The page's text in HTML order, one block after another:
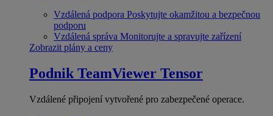
Vzdálená podpora Poskytujte okamžitou a bezpečnou
podporu
Vzdálená správa Monitorujte a spravujte zařízení
Zobrazit plány a ceny
Podnik TeamViewer Tensor
Vzdálené připojení vytvořené pro zabezpečené operace.